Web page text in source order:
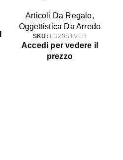
Articoli Da Regalo,
Oggettistica Da Arredo
SKU: LU20SILVER
Accedi per vedere il
prezzo